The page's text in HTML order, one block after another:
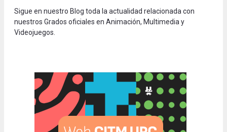
Sigue en nuestro Blog toda la actualidad relacionada con
nuestros Grados oficiales en Animación, Multimedia y
Videojuegos.